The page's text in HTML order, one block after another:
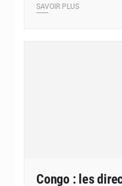
SAVOIR PLUS
Congo : les